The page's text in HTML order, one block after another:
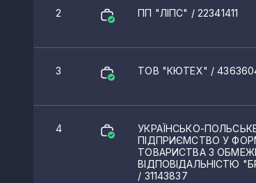
2 ПП "ЛІПС" / 22341411
3 ТОВ "КЮТЕХ" /
4
УКРАЇНСЬКО-
ПІДПРИЄМСТВО У
ТОВАРИСТВА З
ВІДПОВІДАЛЬНІСТЮ
/ 31143837